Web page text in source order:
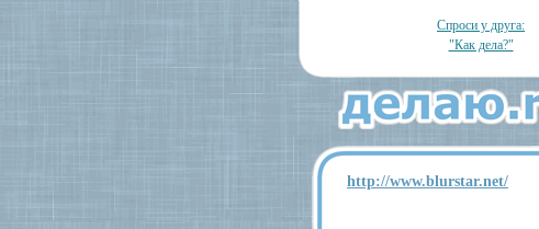
Спроси у друга:
"Как дела?"
http://www.blurstar.net/